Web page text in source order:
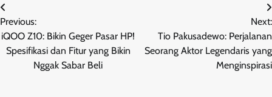
Post
navigation
Previous:
iQOO Z10: Bikin Geger Pasar HP!
Spesifikasi dan Fitur yang Bikin
Nggak Sabar Beli
Next:
Tio Pakusadewo: Perjalanan
Seorang Aktor Legendaris yang
Menginspirasi